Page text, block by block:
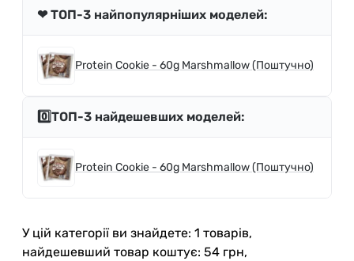
❤ ТОП-3 найпопулярніших моделей:
Protein Cookie - 60g Marshmallow (Поштучно)
0️⃣ТОП-3 найдешевших моделей:
Protein Cookie - 60g Marshmallow (Поштучно)
У цій категорії ви знайдете: 1 товарів,
найдешевший товар коштує: 54 грн,